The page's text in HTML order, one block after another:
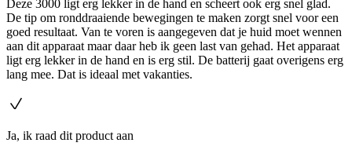
Deze 3000 ligt erg lekker in de hand en scheert ook erg snel glad.
De tip om ronddraaiende bewegingen te maken zorgt snel voor een
goed resultaat. Van te voren is aangegeven dat je huid moet wennen
aan dit apparaat maar daar heb ik geen last van gehad. Het apparaat
ligt erg lekker in de hand en is erg stil. De batterij gaat overigens erg
lang mee. Dat is ideaal met vakanties.
Ja, ik raad dit product aan